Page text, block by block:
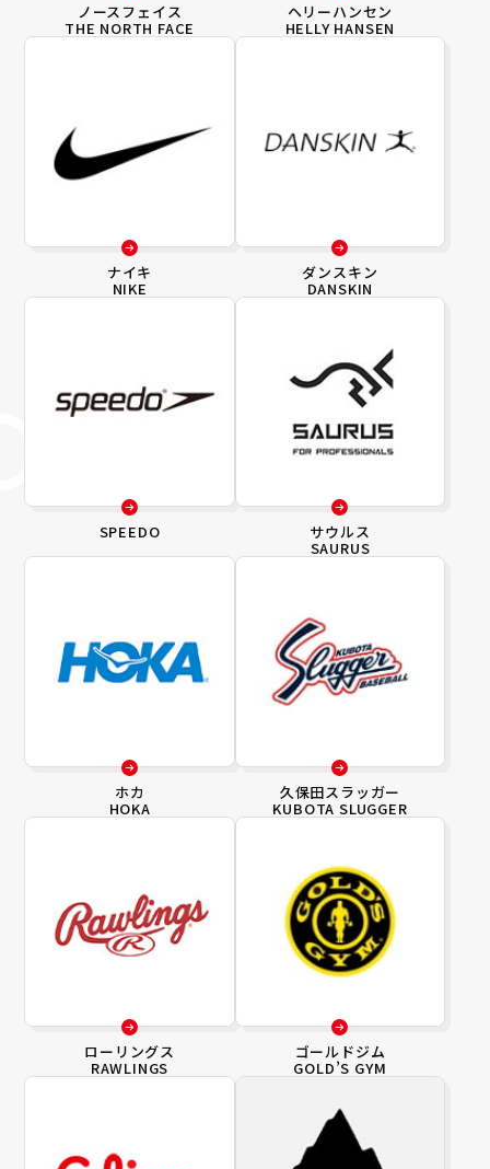
ノースフェイス
THE NORTH FACE
ヘリーハンセン
HELLY HANSEN
ナイキ
NIKE
ダンスキン
DANSKIN
SPEEDO サウルス
SAURUS
ホカ
HOKA
久保田スラッガー
KUBOTA SLUGGER
ローリングス
RAWLINGS
ゴールドジム
GOLD’S GYM